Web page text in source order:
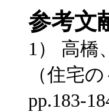
参考文
1） 高
（住宅
pp.183-